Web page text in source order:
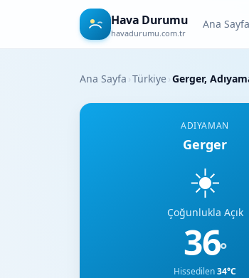
Hava Durumu
havadurumu.com.tr
Ana Sayfa
Ana Sayfa ›Türkiye›Gerger,
ADIYAMAN
Gerger
☀️
Çoğunlukla Açık
36°
Hissedilen34°C